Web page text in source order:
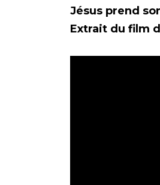
Jésus prend
Extrait du film